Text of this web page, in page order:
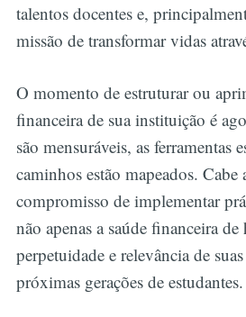
talentos docentes e,
missão de transformar vidas
O momento de estruturar ou
financeira de sua instituição é
são mensuráveis, as ferramentas
caminhos estão mapeados. Cabe
compromisso de implementar
não apenas a saúde financeira de
perpetuidade e relevância de
próximas gerações de estudantes.